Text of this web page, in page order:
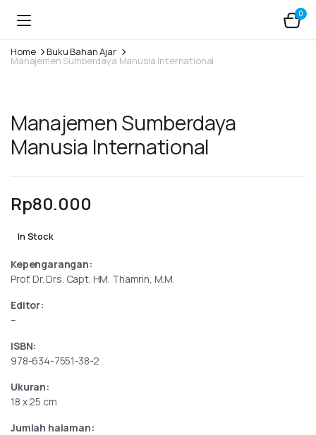
0
Home Buku Bahan Ajar
Manajemen Sumberdaya Manusia International
Manajemen Sumberdaya
Manusia International
Rp80.000
In Stock
Kepengarangan:
Prof. Dr. Drs. Capt. HM. Thamrin, M.M.
Editor:
–
ISBN:
978-634-7551-38-2
Ukuran:
18 x 25 cm
Jumlah halaman: